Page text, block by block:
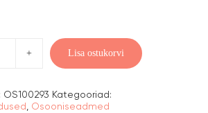
Lisa ostukorvi
OS100293 Kategooriad:
, Osooniseadmed